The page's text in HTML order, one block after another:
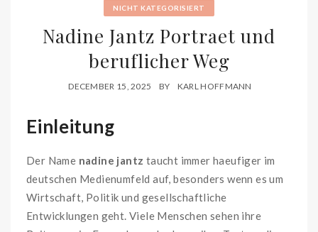
NICHT KATEGORISIERT
Nadine Jantz Portraet und
beruflicher Weg
DECEMBER 15, 2025 BY KARL HOFFMANN
Einleitung
Der Name nadine jantz taucht immer haeufiger im
deutschen Medienumfeld auf, besonders wenn es um
Wirtschaft, Politik und gesellschaftliche
Entwicklungen geht. Viele Menschen sehen ihre